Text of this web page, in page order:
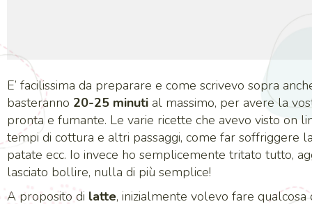
E’ facilissima da preparare e come scrivevo sopra
basteranno 20-25 minuti al massimo, per avere la
pronta e fumante. Le varie ricette che avevo visto on
tempi di cottura e altri passaggi, come far soffriggere
patate ecc. Io invece ho semplicemente tritato tutto,
lasciato bollire, nulla di più semplice!
A proposito di latte, inizialmente volevo fare